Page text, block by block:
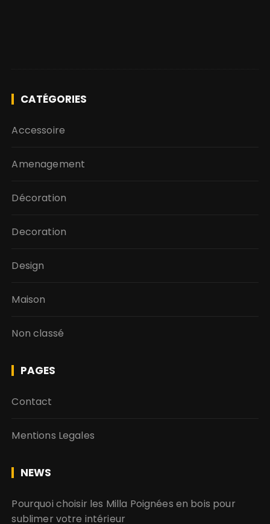
CATÉGORIES
Accessoire
Amenagement
Décoration
Decoration
Design
Maison
Non classé
PAGES
Contact
Mentions Legales
NEWS
Pourquoi choisir les Milla Poignées en bois pour
sublimer votre intérieur